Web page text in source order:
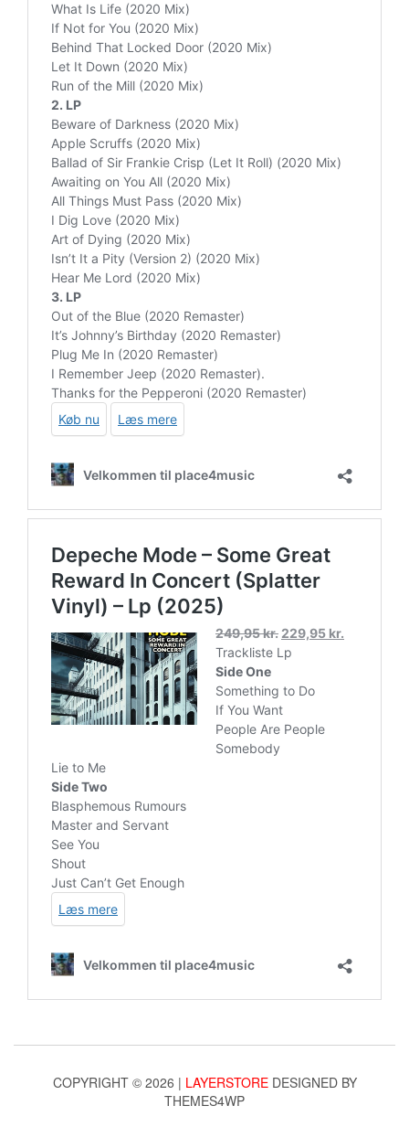
COPYRIGHT © 2026 | LAYERSTOREDESIGNED BY
THEMES4WP